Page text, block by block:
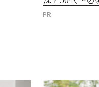
PR